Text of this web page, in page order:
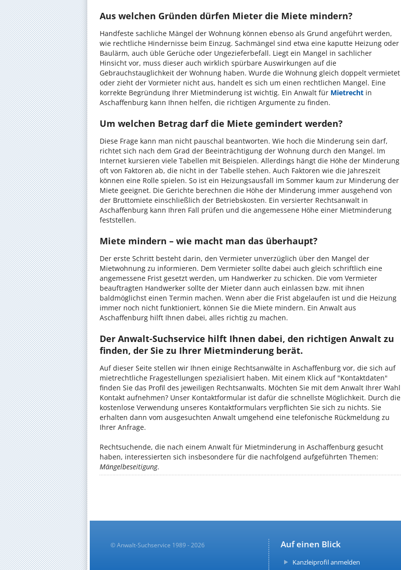
Aus welchen Gründen dürfen Mieter die Miete mindern?
Handfeste sachliche Mängel der Wohnung können ebenso als Grund angeführt werden,
wie rechtliche Hindernisse beim Einzug. Sachmängel sind etwa eine kaputte Heizung oder
Baulärm, auch üble Gerüche oder Ungezieferbefall. Liegt ein Mangel in sachlicher
Hinsicht vor, muss dieser auch wirklich spürbare Auswirkungen auf die
Gebrauchstauglichkeit der Wohnung haben. Wurde die Wohnung gleich doppelt vermietet
oder zieht der Vormieter nicht aus, handelt es sich um einen rechtlichen Mangel. Eine
korrekte Begründung Ihrer Mietminderung ist wichtig. Ein Anwalt für Mietrecht in
Aschaffenburg kann Ihnen helfen, die richtigen Argumente zu finden.
Um welchen Betrag darf die Miete gemindert werden?
Diese Frage kann man nicht pauschal beantworten. Wie hoch die Minderung sein darf,
richtet sich nach dem Grad der Beeinträchtigung der Wohnung durch den Mangel. Im
Internet kursieren viele Tabellen mit Beispielen. Allerdings hängt die Höhe der Minderung
oft von Faktoren ab, die nicht in der Tabelle stehen. Auch Faktoren wie die Jahreszeit
können eine Rolle spielen. So ist ein Heizungsausfall im Sommer kaum zur Minderung der
Miete geeignet. Die Gerichte berechnen die Höhe der Minderung immer ausgehend von
der Bruttomiete einschließlich der Betriebskosten. Ein versierter Rechtsanwalt in
Aschaffenburg kann Ihren Fall prüfen und die angemessene Höhe einer Mietminderung
feststellen.
Miete mindern – wie macht man das überhaupt?
Der erste Schritt besteht darin, den Vermieter unverzüglich über den Mangel der
Mietwohnung zu informieren. Dem Vermieter sollte dabei auch gleich schriftlich eine
angemessene Frist gesetzt werden, um Handwerker zu schicken. Die vom Vermieter
beauftragten Handwerker sollte der Mieter dann auch einlassen bzw. mit ihnen
baldmöglichst einen Termin machen. Wenn aber die Frist abgelaufen ist und die Heizung
immer noch nicht funktioniert, können Sie die Miete mindern. Ein Anwalt aus
Aschaffenburg hilft Ihnen dabei, alles richtig zu machen.
Der Anwalt-Suchservice hilft Ihnen dabei, den richtigen Anwalt zu
finden, der Sie zu Ihrer Mietminderung berät.
Auf dieser Seite stellen wir Ihnen einige Rechtsanwälte in Aschaffenburg vor, die sich auf
mietrechtliche Fragestellungen spezialisiert haben. Mit einem Klick auf "Kontaktdaten"
finden Sie das Profil des jeweiligen Rechtsanwalts. Möchten Sie mit dem Anwalt Ihrer Wahl
Kontakt aufnehmen? Unser Kontaktformular ist dafür die schnellste Möglichkeit. Durch die
kostenlose Verwendung unseres Kontaktformulars verpflichten Sie sich zu nichts. Sie
erhalten dann vom ausgesuchten Anwalt umgehend eine telefonische Rückmeldung zu
Ihrer Anfrage.
Rechtsuchende, die nach einem Anwalt für Mietminderung in Aschaffenburg gesucht
haben, interessierten sich insbesondere für die nachfolgend aufgeführten Themen:
Mängelbeseitigung.
Auf einen Blick
Kanzleiprofil anmelden
© Anwalt-Suchservice 1989 - 2026